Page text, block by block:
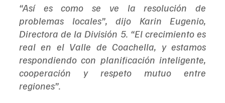
“Así es como se ve la resolución de
problemas locales”, dijo Karin Eugenio,
Directora de la División 5. “El crecimiento es
real en el Valle de Coachella, y estamos
respondiendo con planificación inteligente,
cooperación y respeto mutuo entre
regiones”.